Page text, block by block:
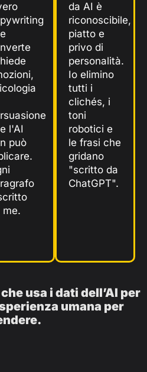
l'AI
può
me.
da AI è
riconoscibile,
piatto e
privo di
personalità.
Io elimino
tutti i
clichés, i
toni
robotici e
le frasi che
gridano
"scritto da
ChatGPT".
usa i dati dell’AI per
umana per